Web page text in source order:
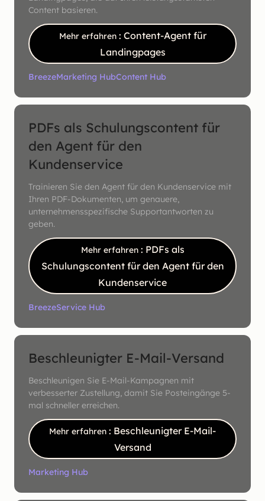
Content basieren.
Mehr erfahren : Content-Agent für
Landingpages
BreezeMarketing HubContent Hub
PDFs als Schulungscontent für
den Agent für den
Kundenservice
Trainieren Sie den Agent für den Kundenservice mit
Ihren PDF-Dokumenten, um genauere,
unternehmensspezifische Supportantworten zu
geben.
Mehr erfahren : PDFs als
Schulungscontent für den Agent für den
Kundenservice
BreezeService Hub
Beschleunigter E-Mail-Versand
Beschleunigen Sie E-Mail-Kampagnen mit
verbesserter Zustellung, damit Sie Posteingänge 5-
mal schneller erreichen.
Mehr erfahren : Beschleunigter E-Mail-
Versand
Marketing Hub